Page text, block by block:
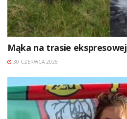
Mąka na trasie ekspresowej
30 CZERWCA 2026